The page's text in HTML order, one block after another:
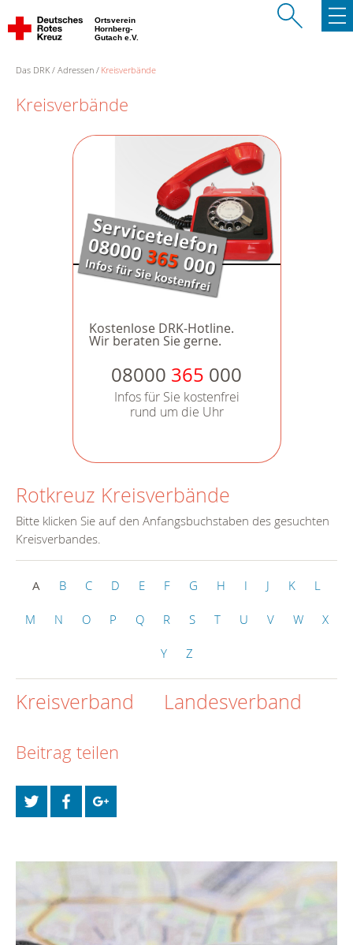
Ortsverein
Hornberg-
Gutach e.V.
Das DRK Adressen Kreisverbände
Kreisverbände
Kostenlose DRK-Hotline.
Wir beraten Sie gerne.
08000 365 000
Infos für Sie kostenfrei
rund um die Uhr
Rotkreuz Kreisverbände
Bitte klicken Sie auf den Anfangsbuchstaben des gesuchten
Kreisverbandes.
A B C D E F G H I J K L
M N O P Q R S T U V W X
Y Z
Kreisverband Landesverband
Beitrag teilen